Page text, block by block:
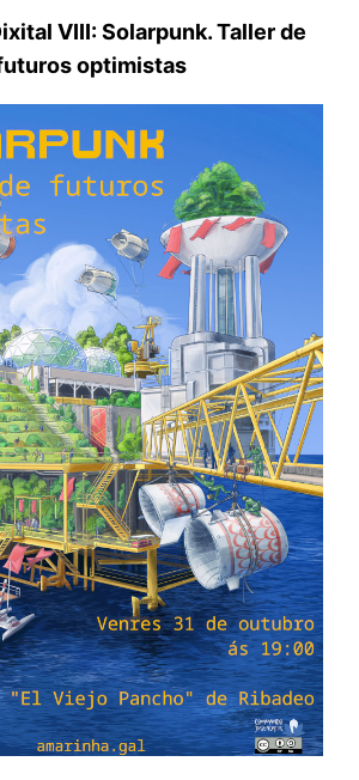
VIII: Solarpunk. Taller de
optimistas